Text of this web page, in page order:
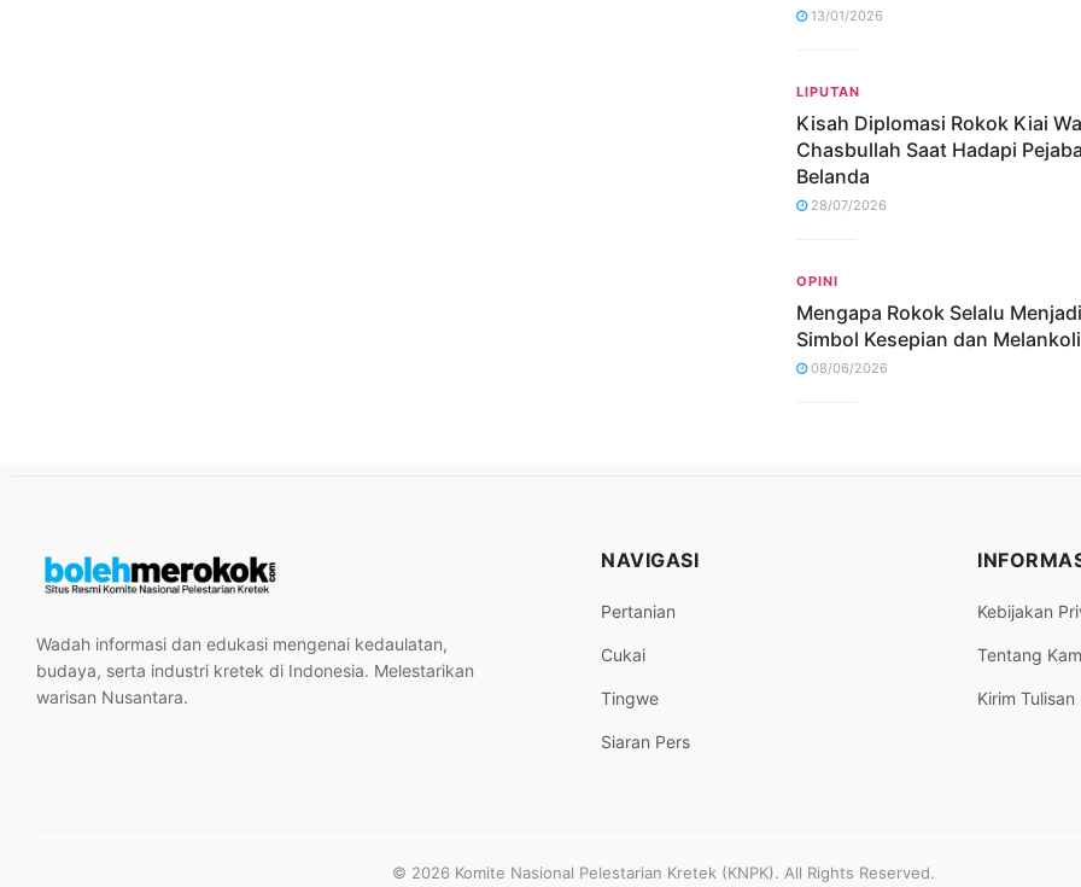
13/01/2026
LIPUTAN
Kisah Diplomasi Rokok Kiai
Chasbullah Saat Hadapi
Belanda
28/07/2026
OPINI
Mengapa Rokok Selalu Menjadi
Simbol Kesepian dan
08/06/2026
Wadah informasi dan edukasi mengenai kedaulatan,
budaya, serta industri kretek di Indonesia. Melestarikan
warisan Nusantara.
NAVIGASI
Pertanian
Cukai
Tingwe
Siaran Pers
Kebijakan
Tentang
Kirim Tulisan
© 2026 Komite Nasional Pelestarian Kretek (KNPK). All Rights Reserved.